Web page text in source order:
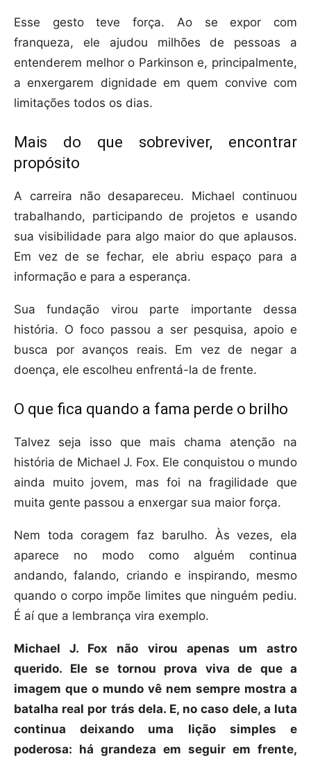
Esse gesto teve força. Ao se expor com
franqueza, ele ajudou milhões de pessoas a
entenderem melhor o Parkinson e, principalmente,
a enxergarem dignidade em quem convive com
limitações todos os dias.
Mais do que sobreviver, encontrar
propósito
A carreira não desapareceu. Michael continuou
trabalhando, participando de projetos e usando
sua visibilidade para algo maior do que aplausos.
Em vez de se fechar, ele abriu espaço para a
informação e para a esperança.
Sua fundação virou parte importante dessa
história. O foco passou a ser pesquisa, apoio e
busca por avanços reais. Em vez de negar a
doença, ele escolheu enfrentá-la de frente.
O que fica quando a fama perde o brilho
Talvez seja isso que mais chama atenção na
história de Michael J. Fox. Ele conquistou o mundo
ainda muito jovem, mas foi na fragilidade que
muita gente passou a enxergar sua maior força.
Nem toda coragem faz barulho. Às vezes, ela
aparece no modo como alguém continua
andando, falando, criando e inspirando, mesmo
quando o corpo impõe limites que ninguém pediu.
É aí que a lembrança vira exemplo.
Michael J. Fox não virou apenas um astro
querido. Ele se tornou prova viva de que a
imagem que o mundo vê nem sempre mostra a
batalha real por trás dela. E, no caso dele, a luta
continua deixando uma lição simples e
poderosa: há grandeza em seguir em frente,